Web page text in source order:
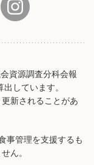
資源調査分科会報
しています。
新されることがあ
事管理を支援するも
ん。